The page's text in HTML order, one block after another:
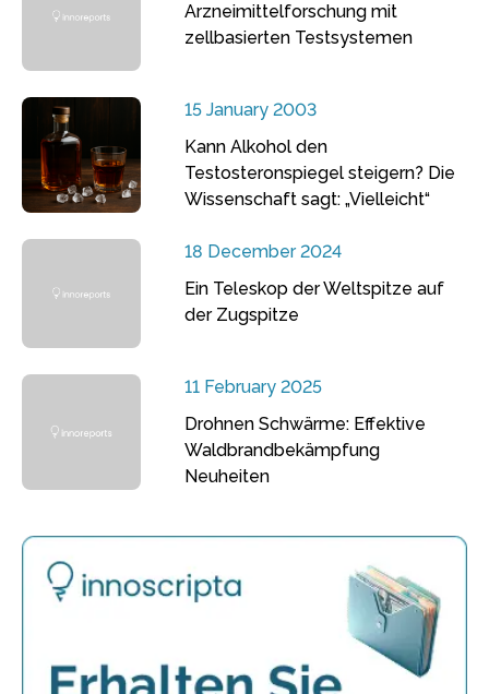
Arzneimittelforschung mit
zellbasierten Testsystemen
15 January 2003
Kann Alkohol den
Testosteronspiegel steigern? Die
Wissenschaft sagt: „Vielleicht“
18 December 2024
Ein Teleskop der Weltspitze auf
der Zugspitze
11 February 2025
Drohnen Schwärme: Effektive
Waldbrandbekämpfung
Neuheiten